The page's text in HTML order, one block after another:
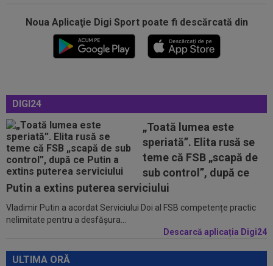
Noua Aplicaţie Digi Sport poate fi descărcată din
DIGI24
„Toată lumea este
speriată”. Elita rusă se
teme că FSB „scapă de
sub control”, după ce
Putin a extins puterea serviciului
Vladimir Putin a acordat Serviciului Doi al FSB competențe practic
nelimitate pentru a desfășura...
Descarcă aplicația Digi24
ULTIMA ORĂ
13:56
Ce lovitură: a bătut palma cu Inter și cu Atletico
Madrid, dar acum poate...
Virginia Ruzici a dat verdictul despre viața
13:42 EXCLUSIV
A făcut pariul în direct, imediat
după ce l-a văzut pe Filip Stojilkovic, noul...
13:38
Estrela - Sporting, LIVE VIDEO, 22:30, DGS 3.
Cele mai tari meciuri din...
13:23
”Nemeritat”. Mesajul postat de Steaua, după
înfrângerea cu Râmnicu Vâlcea în a...
14:39
Marius Șumudică vrea 4 transferuri la CFR
Cluj!
despre transferul lui Julian...